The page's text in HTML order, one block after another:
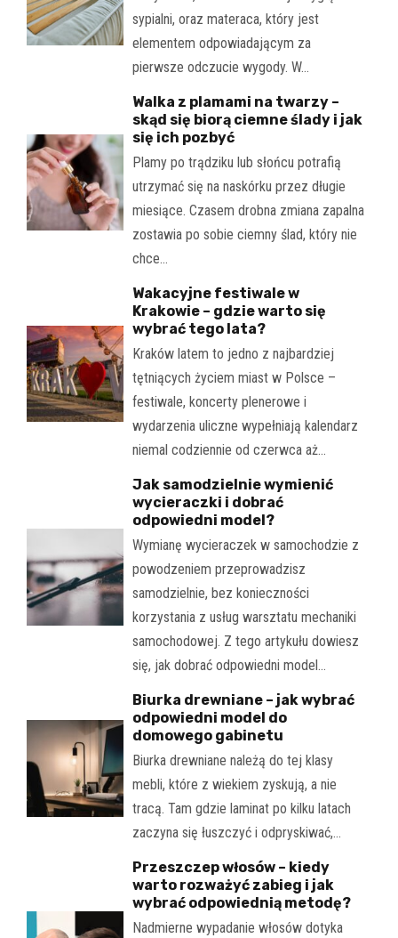
sypialni, oraz materaca, który jest
elementem odpowiadającym za
pierwsze odczucie wygody. W…
Walka z plamami na twarzy –
skąd się biorą ciemne ślady i jak
się ich pozbyć
Plamy po trądziku lub słońcu potrafią
utrzymać się na naskórku przez długie
miesiące. Czasem drobna zmiana zapalna
zostawia po sobie ciemny ślad, który nie
chce…
Wakacyjne festiwale w
Krakowie – gdzie warto się
wybrać tego lata?
Kraków latem to jedno z najbardziej
tętniących życiem miast w Polsce –
festiwale, koncerty plenerowe i
wydarzenia uliczne wypełniają kalendarz
niemal codziennie od czerwca aż…
Jak samodzielnie wymienić
wycieraczki i dobrać
odpowiedni model?
Wymianę wycieraczek w samochodzie z
powodzeniem przeprowadzisz
samodzielnie, bez konieczności
korzystania z usług warsztatu mechaniki
samochodowej. Z tego artykułu dowiesz
się, jak dobrać odpowiedni model…
Biurka drewniane – jak wybrać
odpowiedni model do
domowego gabinetu
Biurka drewniane należą do tej klasy
mebli, które z wiekiem zyskują, a nie
tracą. Tam gdzie laminat po kilku latach
zaczyna się łuszczyć i odpryskiwać,…
Przeszczep włosów – kiedy
warto rozważyć zabieg i jak
wybrać odpowiednią metodę?
Nadmierne wypadanie włosów dotyka